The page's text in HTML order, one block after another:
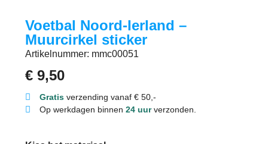
Voetbal Noord-Ierland –
Muurcirkel sticker
Artikelnummer: mmc00051
€ 9,50
Gratisverzending vanaf € 50,-
Op werkdagen binnen 24 uurverzonden.